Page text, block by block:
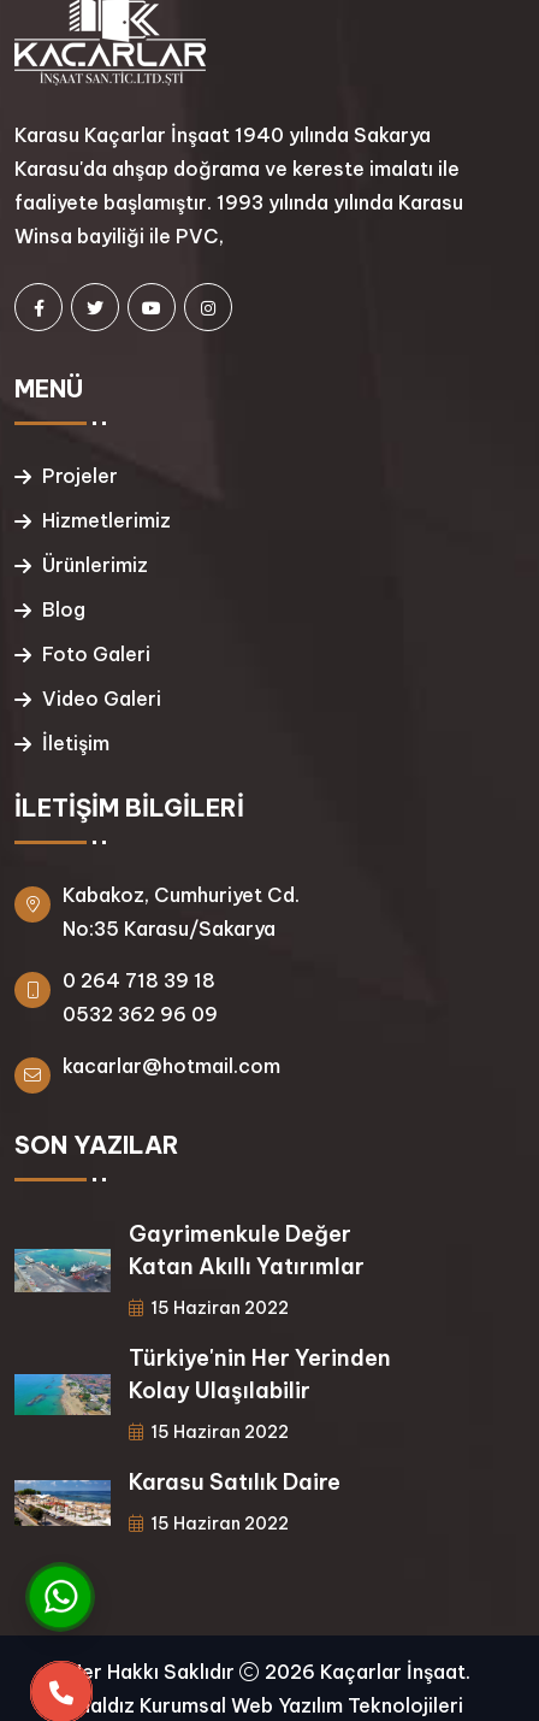
Karasu Kaçarlar İnşaat 1940 yılında Sakarya
Karasu'da ahşap doğrama ve kereste imalatı ile
faaliyete başlamıştır. 1993 yılında yılında Karasu
Winsa bayiliği ile PVC,
MENÜ
Projeler
Hizmetlerimiz
Ürünlerimiz
Blog
Foto Galeri
Video Galeri
İletişim
İLETIŞIM BILGILERI
Kabakoz, Cumhuriyet Cd.
No:35 Karasu/Sakarya
0 264 718 39 18
0532 362 96 09
kacarlar@hotmail.com
SON YAZILAR
Gayrimenkule Değer
Katan Akıllı Yatırımlar
15 Haziran 2022
Türkiye'nin Her Yerinden
Kolay Ulaşılabilir
15 Haziran 2022
Karasu Satılık Daire
15 Haziran 2022
Her Hakkı Saklıdır
2026 Kaçarlar İnşaat.
Haldız Kurumsal Web Yazılım Teknolojileri